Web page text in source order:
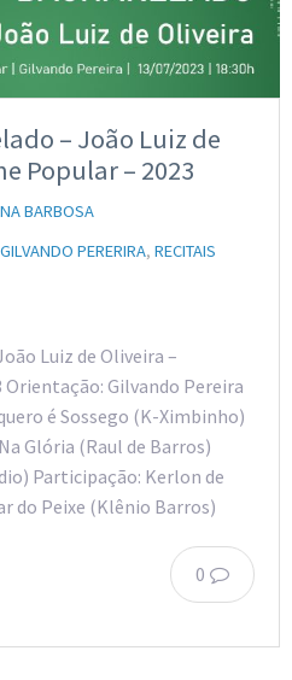
– João Luiz de
Popular – 2023
BARBOSA
GILVANDO PERERIRA, RECITAIS
Luiz de Oliveira –
Gilvando Pereira
é Sossego (K-Ximbinho)
Glória (Raul de Barros)
Participação: Kerlon de
do Peixe (Klênio Barros)
0